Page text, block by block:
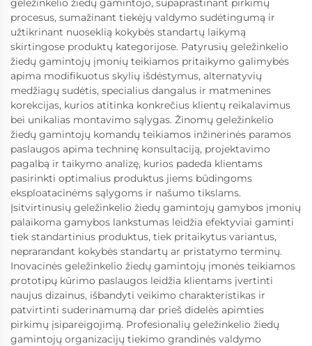
geležinkelio žiedų gamintojo, supaprastinant pirkimų
procesus, sumažinant tiekėjų valdymo sudėtingumą ir
užtikrinant nuoseklią kokybės standartų laikymą
skirtingose produktų kategorijose. Patyrusių geležinkelio
žiedų gamintojų įmonių teikiamos pritaikymo galimybės
apima modifikuotus skylių išdėstymus, alternatyvių
medžiagų sudėtis, specialius dangalus ir matmenines
korekcijas, kurios atitinka konkrečius klientų reikalavimus
bei unikalias montavimo sąlygas. Žinomų geležinkelio
žiedų gamintojų komandų teikiamos inžinerinės paramos
paslaugos apima techninę konsultaciją, projektavimo
pagalbą ir taikymo analizę, kurios padeda klientams
pasirinkti optimalius produktus jiems būdingoms
eksploatacinėms sąlygoms ir našumo tikslams.
Įsitvirtinusių geležinkelio žiedų gamintojų gamybos įmonių
palaikoma gamybos lankstumas leidžia efektyviai gaminti
tiek standartinius produktus, tiek pritaikytus variantus,
neprarandant kokybės standartų ar pristatymo terminų.
Inovacinės geležinkelio žiedų gamintojų įmonės teikiamos
prototipų kūrimo paslaugos leidžia klientams įvertinti
naujus dizainus, išbandyti veikimo charakteristikas ir
patvirtinti suderinamumą dar prieš didelės apimties
pirkimų įsipareigojimą. Profesionalių geležinkelio žiedų
gamintojų organizacijų tiekimo grandinės valdymo